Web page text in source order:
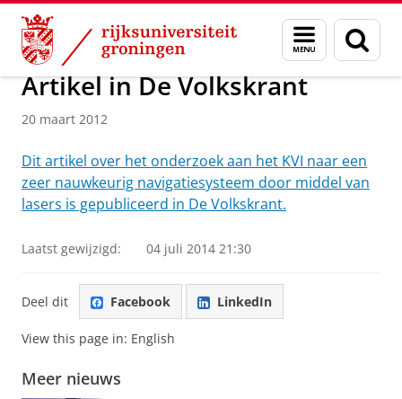
Skip
Content
Skip
Navigation
Menu
en
zoeken
Fundamental Interactions and Symmetries (TRIµP)
Artikel in De Volkskrant
20 maart 2012
Dit artikel over het onderzoek aan het KVI naar een
zeer nauwkeurig navigatiesysteem door middel van
lasers is gepubliceerd in De Volkskrant.
Laatst gewijzigd: 04 juli 2014 21:30
Deel dit Facebook LinkedIn
View this page in: English
Meer nieuws